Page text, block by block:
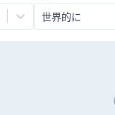
世界的に